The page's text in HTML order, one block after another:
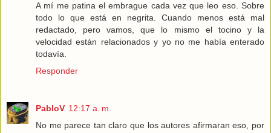
A mí me patina el embrague cada vez que leo eso. Sobre
todo lo que está en negrita. Cuando menos está mal
redactado, pero vamos, que lo mismo el tocino y la
velocidad están relacionados y yo no me había enterado
todavía.
Responder
PabloV 12:17 a. m.
No me parece tan claro que los autores afirmaran eso, por